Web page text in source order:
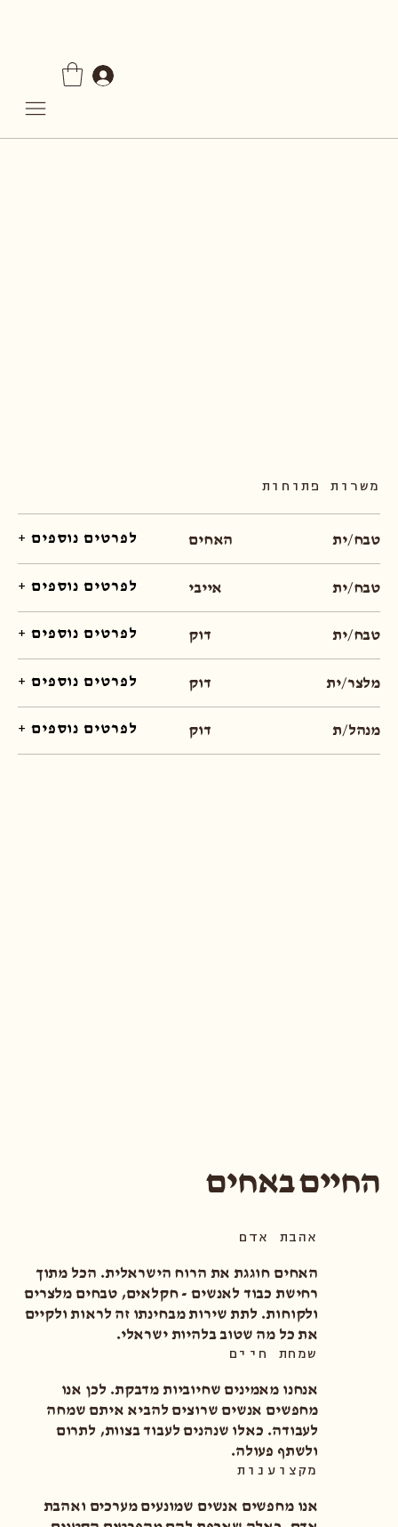
משרות פתוחות
האחים טבח/ית לפרטים נוספים +
אייבי טבח/ית לפרטים נוספים +
דוק טבח/ית לפרטים נוספים +
דוק מלצר/ית לפרטים נוספים +
דוק מנהל/ת לפרטים נוספים +
החיים באחים
אהבת אדם
האחים חוגגת את הרוח הישראלית. הכל מתוך
רחישת כבוד לאנשים - חקלאים, טבחים מלצרים
ולקוחות. לתת שירות מבחינתו זה לראות ולקיים
את כל מה שטוב בלהיות ישראלי.
שמחת חיים
אנחנו מאמינים שחיוביות מדבקת. לכן אנו
מחפשים אנשים שרוצים להביא איתם שמחה
לעבודה. כאלו שנהנים לעבוד בצוות, לתרום
ולשתף פעולה.
מקצוענות
אנו מחפשים אנשים שמונעים מערכים ואהבת